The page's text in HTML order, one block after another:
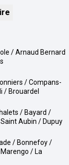
/ Brouardel
Aubin / Dupuy
/ La